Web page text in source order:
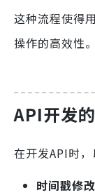
这种流程使得
操作的高效性。
API开发
在开发API时，
时间戳修改